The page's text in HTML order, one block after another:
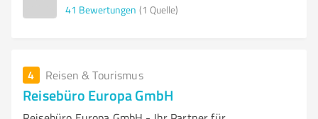
41 Bewertungen (1 Quelle)
4 Reisen & Tourismus
Reisebüro Europa GmbH